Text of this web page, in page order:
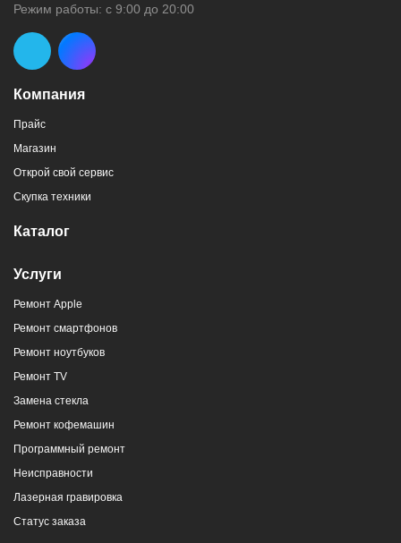
Компания
Прайс
Магазин
Открой свой сервис
Скупка техники
Каталог
Услуги
Ремонт Apple
Ремонт смартфонов
Ремонт ноутбуков
Ремонт TV
Замена стекла
Ремонт кофемашин
Программный ремонт
Неисправности
Лазерная гравировка
Статус заказа
Режим работы: с 9:00 до 20:00